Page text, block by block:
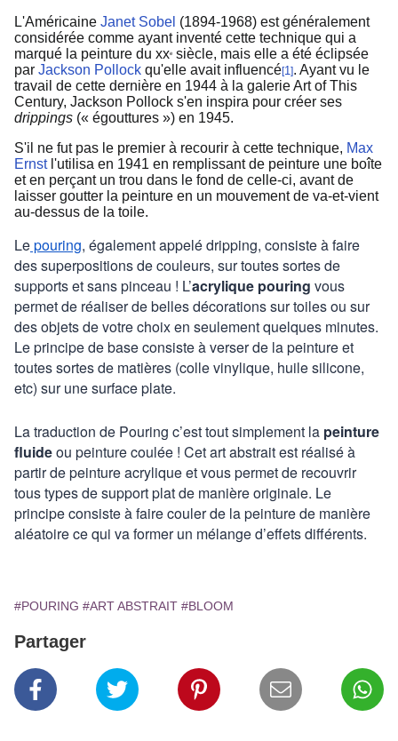
L'Américaine Janet Sobel (1894-1968) est généralement
considérée comme ayant inventé cette technique qui a
marqué la peinture du xxe siècle, mais elle a été éclipsée
par Jackson Pollock qu'elle avait influencé[1]. Ayant vu le
travail de cette dernière en 1944 à la galerie Art of This
Century, Jackson Pollock s'en inspira pour créer ses
drippings (« égouttures ») en 1945.
S'il ne fut pas le premier à recourir à cette technique, Max
Ernstl'utilisa en 1941 en remplissant de peinture une boîte
et en perçant un trou dans le fond de celle-ci, avant de
laisser goutter la peinture en un mouvement de va-et-vient
au-dessus de la toile.
Lepouring, également appelé dripping, consiste à faire
des superpositions de couleurs, sur toutes sortes de
supports et sans pinceau ! L’acrylique pouring vous
permet de réaliser de belles décorations sur toiles ou sur
des objets de votre choix en seulement quelques minutes.
Le principe de base consiste à verser de la peinture et
toutes sortes de matières (colle vinylique, huile silicone,
etc) sur une surface plate.
La traduction de Pouring c’est tout simplement la peinture
fluideou peinture coulée ! Cet art abstrait est réalisé à
partir de peinture acrylique et vous permet de recouvrir
tous types de support plat de manière originale. Le
principe consiste à faire couler de la peinture de manière
aléatoire ce qui va former un mélange d’effets différents.
#POURING #ART ABSTRAIT #BLOOM
Partager